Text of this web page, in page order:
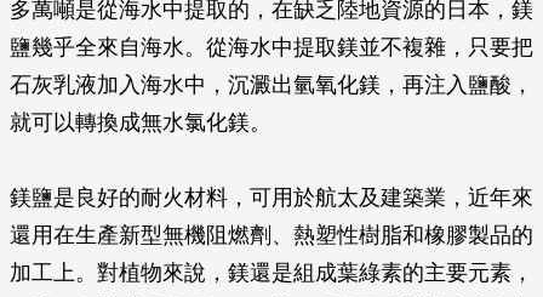
多萬噸是從海水中提取的，在缺乏陸地資源的日本，鎂
鹽幾乎全來自海水。從海水中提取鎂並不複雜，只要把
石灰乳液加入海水中，沉澱出氫氧化鎂，再注入鹽酸，
就可以轉換成無水氯化鎂。
鎂鹽是良好的耐火材料，可用於航太及建築業，近年來
還用在生產新型無機阻燃劑、熱塑性樹脂和橡膠製品的
加工上。對植物來說，鎂還是組成葉綠素的主要元素，